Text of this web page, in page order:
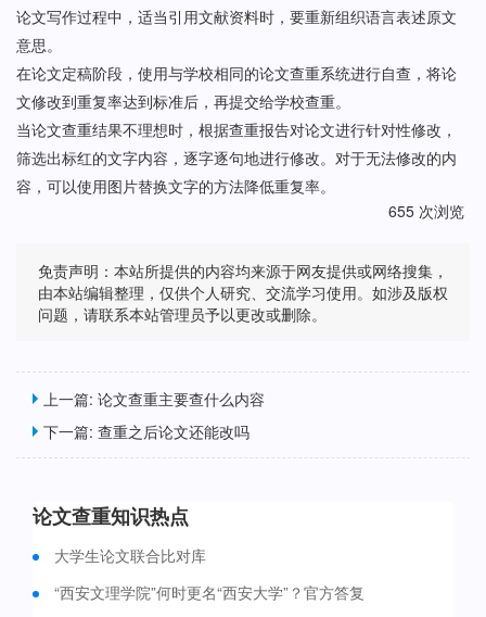
论文写作过程中，适当引用文献资料时，要重新组织语言表述原文
意思。
在论文定稿阶段，使用与学校相同的论文查重系统进行自查，将论
文修改到重复率达到标准后，再提交给学校查重。
当论文查重结果不理想时，根据查重报告对论文进行针对性修改，
筛选出标红的文字内容，逐字逐句地进行修改。对于无法修改的内
容，可以使用图片替换文字的方法降低重复率。
655 次浏览
免责声明：本站所提供的内容均来源于网友提供或网络搜集，
由本站编辑整理，仅供个人研究、交流学习使用。如涉及版权
问题，请联系本站管理员予以更改或删除。
上一篇: 论文查重主要查什么内容
下一篇: 查重之后论文还能改吗
论文查重知识热点
大学生论文联合比对库
“西安文理学院”何时更名“西安大学”？官方答复